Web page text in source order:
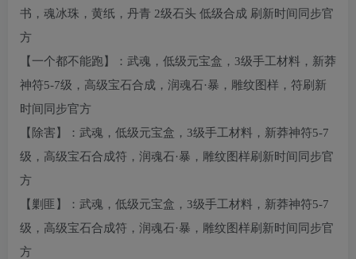
书，魂冰珠，黄纸，丹青 2级石头 低级合成 刷新时间同步官
方
【一个都不能跑】：武魂，低级元宝盒，3级手工材料，新莽
神符5-7级，高级宝石合成，润魂石·暴，雕纹图样，符刷新
时间同步官方
【除害】：武魂，低级元宝盒，3级手工材料，新莽神符5-7
级，高级宝石合成符，润魂石·暴，雕纹图样刷新时间同步官
方
【剿匪】：武魂，低级元宝盒，3级手工材料，新莽神符5-7
级，高级宝石合成符，润魂石·暴，雕纹图样刷新时间同步官
方